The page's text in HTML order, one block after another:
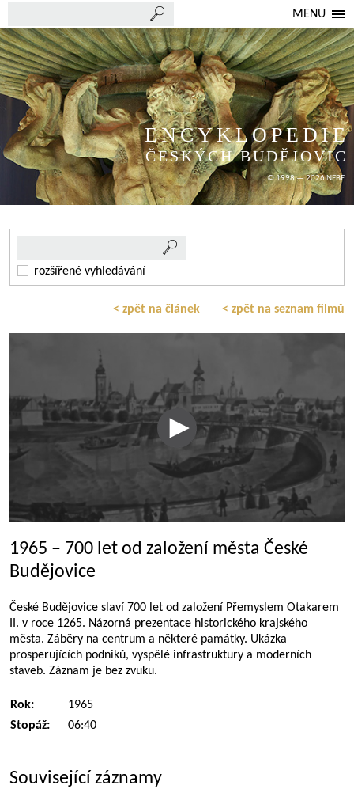
MENU
ENCYKLOPEDIE
ČESKÝCH BUDĚJOVIC
© 1998 — 2026 NEBE
rozšířené vyhledávání
< zpět na článek < zpět na seznam filmů
1965 – 700 let od založení města České
Budějovice
České Budějovice slaví 700 let od založení Přemyslem Otakarem
II. v roce 1265. Názorná prezentace historického krajského
města. Záběry na centrum a některé památky. Ukázka
prosperujících podniků, vyspělé infrastruktury a moderních
staveb. Záznam je bez zvuku.
Rok:
1965
Stopáž:
06:40
Související záznamy